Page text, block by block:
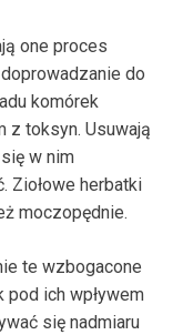
one proces
do
komórek
z toksyn. Usuwają
w nim
Ziołowe herbatki
moczopędnie.
te wzbogacone
pod ich wpływem
się nadmiaru